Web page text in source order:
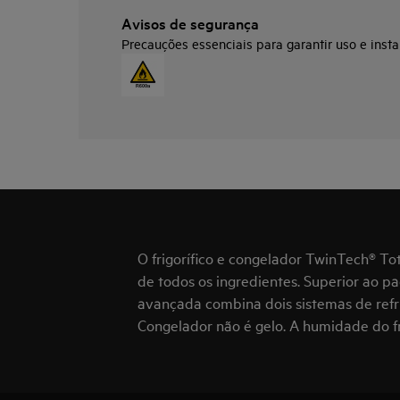
Avisos de segurança
Precauções essenciais para garantir uso e
O frigorífico e congelador TwinTech®
de todos os ingredientes. Superior ao
avançada combina dois sistemas de
Congelador não é gelo. A humidade do